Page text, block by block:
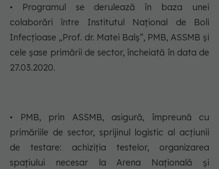
• Programul se derulează în baza unei
colaborări între Institutul Național de Boli
Infecțioase „Prof. dr. Matei Balș”, PMB, ASSMB și
cele șase primării de sector, încheiată în data de
27.03.2020.
• PMB, prin ASSMB, asigură, împreună cu
primăriile de sector, sprijinul logistic al acțiunii
de testare: achiziția testelor, organizarea
spațiului necesar la Arena Națională și